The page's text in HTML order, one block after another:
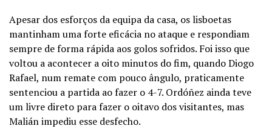
Apesar dos esforços da equipa da casa, os lisboetas
mantinham uma forte eficácia no ataque e respondiam
sempre de forma rápida aos golos sofridos. Foi isso que
voltou a acontecer a oito minutos do fim, quando Diogo
Rafael, num remate com pouco ângulo, praticamente
sentenciou a partida ao fazer o 4-7. Ordóñez ainda teve
um livre direto para fazer o oitavo dos visitantes, mas
Malián impediu esse desfecho.